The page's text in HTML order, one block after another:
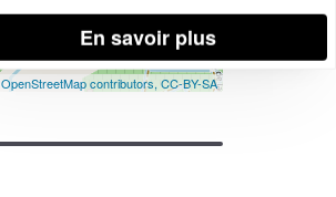
OpenStreetMap contributors, CC-BY-SA
En savoir plus